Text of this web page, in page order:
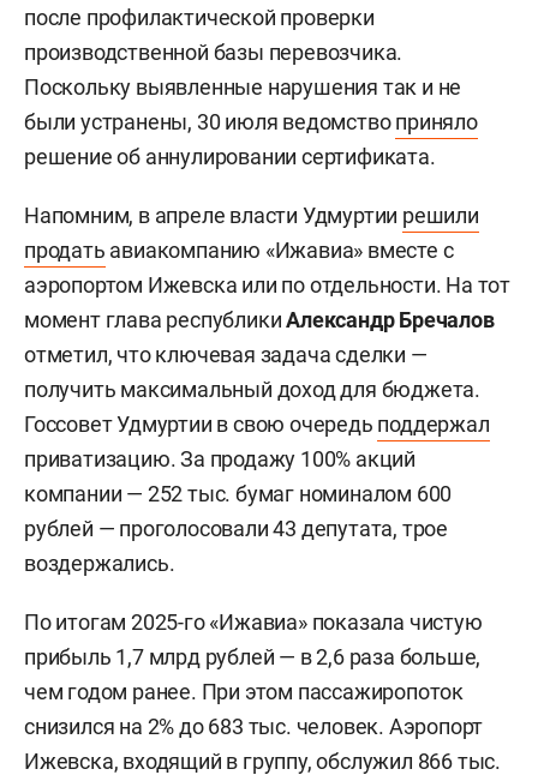
после профилактической проверки
производственной базы перевозчика.
Поскольку выявленные нарушения так и не
были устранены, 30 июля ведомствоприняло
решение об аннулировании сертификата.
Напомним, в апреле власти Удмуртии решили
продать авиакомпанию «Ижавиа» вместе с
аэропортом Ижевска или по отдельности. На тот
момент глава республикиАлександр Бречалов
отметил, что ключевая задача сделки —
получить максимальный доход для бюджета.
Госсовет Удмуртии в свою очередь поддержал
приватизацию. За продажу 100% акций
компании — 252 тыс. бумаг номиналом 600
рублей — проголосовали 43 депутата, трое
воздержались.
По итогам 2025-го «Ижавиа» показала чистую
прибыль 1,7 млрд рублей — в 2,6 раза больше,
чем годом ранее. При этом пассажиропоток
снизился на 2% до 683 тыс. человек. Аэропорт
Ижевска, входящий в группу, обслужил 866 тыс.